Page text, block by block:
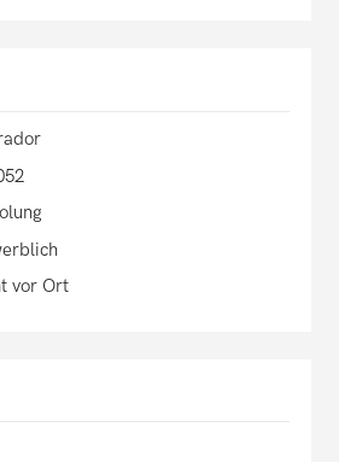
vor Ort